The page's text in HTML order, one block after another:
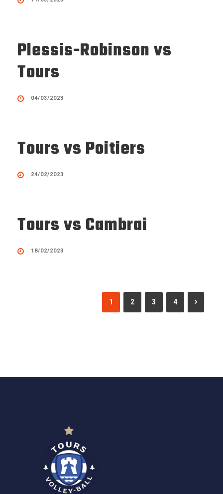
Plessis-Robinson vs
Tours
04/03/2023
Tours vs Poitiers
24/02/2023
Tours vs Cambrai
18/02/2023
1 2 3 4